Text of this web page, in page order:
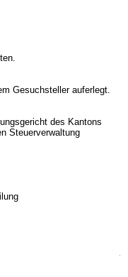
Gesuchsteller auferlegt.
des Kantons
Steuerverwaltung